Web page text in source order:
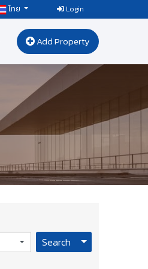
ไทย Login
Add Property
Search Toggle